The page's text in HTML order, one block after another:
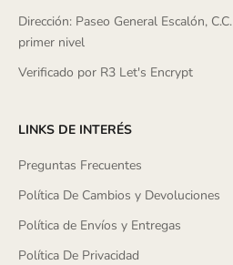
Dirección: Paseo General Escalón,
primer nivel
Verificado por R3 Let's Encrypt
LINKS DE INTERÉS
Preguntas Frecuentes
Política De Cambios y Devoluciones
Política de Envíos y Entregas
Política De Privacidad